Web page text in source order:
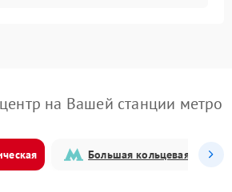
на Вашей станции метро
Большая кольцевая